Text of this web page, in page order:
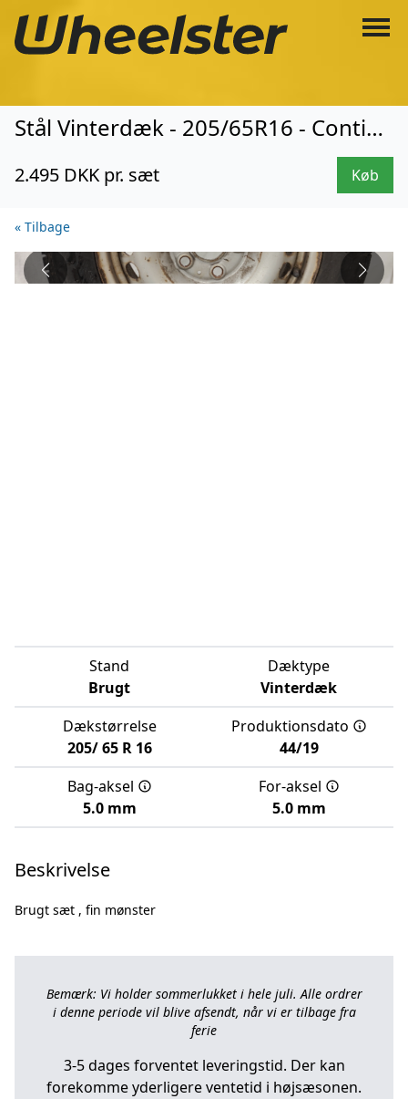
Stål Vinterdæk - 205/65R16 - Continental (131)
2.495 DKK pr. sæt Køb
« Tilbage
Stand
Brugt
Dæktype
Vinterdæk
Dækstørrelse
205/ 65 R 16
Produktionsdato
44/19
Bag-aksel
5.0 mm
For-aksel
5.0 mm
Beskrivelse
Bemærk: Vi holder sommerlukket i hele juli. Alle ordrer
i denne periode vil blive afsendt, når vi er tilbage fra
ferie
3-5 dages forventet leveringstid. Der kan
forekomme yderligere ventetid i højsæsonen.